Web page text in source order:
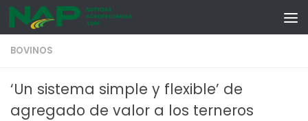
Skip to content
BOVINOS
‘Un sistema simple y flexible’ de
agregado de valor a los terneros